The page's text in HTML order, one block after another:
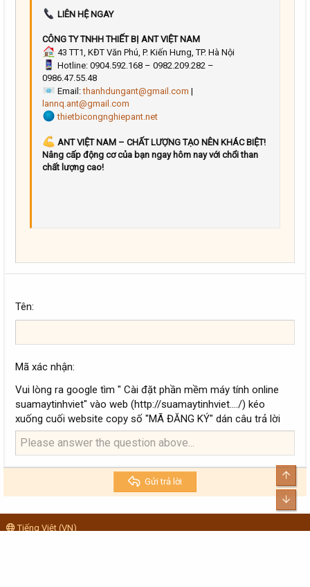
LIÊN HỆ NGAY
CÔNG TY TNHH THIẾT BỊ ANT VIỆT NAM
43 TT1, KĐT Văn Phú, P. Kiến Hưng, TP. Hà Nội
Hotline: 0904.592.168 – 0982.209.282 –
0986.47.55.48
Email:thanhdungant@gmail.com
lannq.ant@gmail.com
thietbicongnghiepant.net
ANT VIỆT NAM – CHẤT LƯỢNG TẠO NÊN KHÁC BIỆT!
Nâng cấp động cơ của bạn ngay hôm nay với chổi than
chất lượng cao!
Tên
Mã xác nhận
Vui lòng ra google tìm " Cài đặt phần mềm máy tính online
suamaytinhviet" vào web (http://suamaytinhviet..../) kéo
xuống cuối website copy số "MÃ ĐĂNG KÝ" dán câu trả lời
Gửi trả lời
Tiếng Việt (VN)
Top